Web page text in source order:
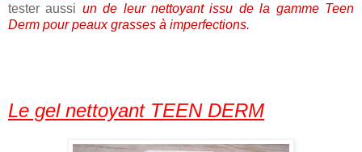
tester aussi un de leur nettoyant issu de la gamme Teen
Derm pour peaux grasses à imperfections.
Le gel nettoyant TEEN DERM